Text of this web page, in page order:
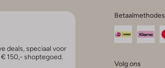
deals, speciaal voor
150,- shoptegoed.
Betaalmethodes
Volg ons